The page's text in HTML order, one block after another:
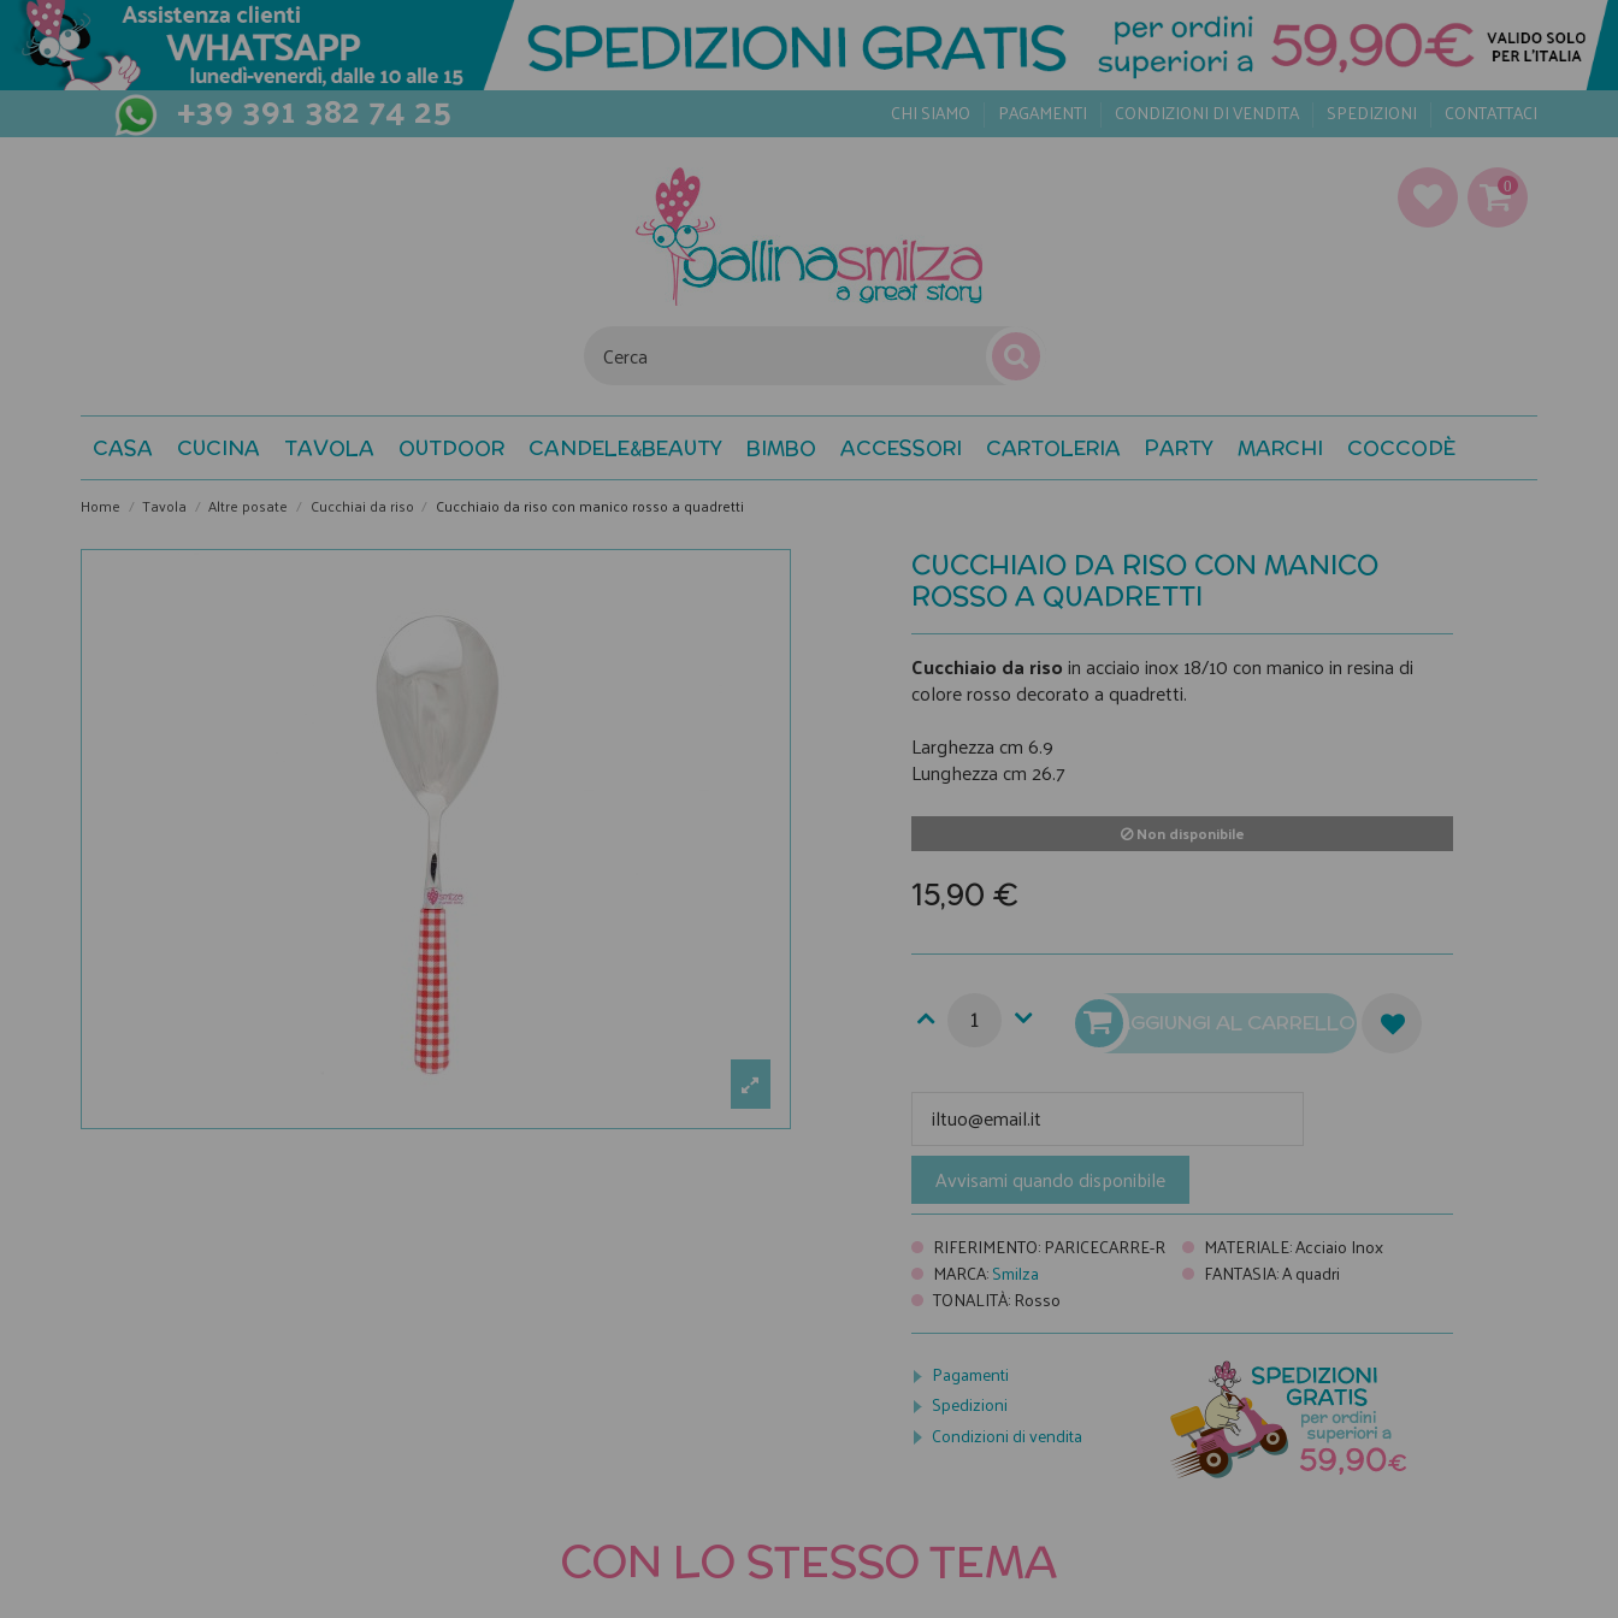
+39 391 382 74 25 CHI SIAMO PAGAMENTI CONDIZIONI DI VENDITA SPEDIZIONI CONTATTACI
0
CASA CUCINA TAVOLA OUTDOOR CANDELE&BEAUTY BIMBO ACCESSORI CARTOLERIA PARTY MARCHI COCCODÈ
Home Tavola Altre posate Cucchiai da riso Cucchiaio da riso con manico rosso a quadretti
CUCCHIAIO DA RISO CON MANICO
ROSSO A QUADRETTI
Cucchiaio da risoin acciaio inox 18/10 con manico in resina di
colore rosso decorato a quadretti.
Larghezza cm 6.9
Lunghezza cm 26.7
Non disponibile
15,90 €
AGGIUNGI AL CARRELLO
Avvisami quando disponibile
RIFERIMENTO: PARICECARRE-R MATERIALE:Acciaio Inox
MARCA:Smilza FANTASIA:A quadri
TONALITÀ: Rosso
Pagamenti
Spedizioni
Condizioni di vendita
CON LO STESSO TEMA